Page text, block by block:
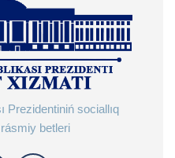
Prezidentiniń sociallıq
betleri